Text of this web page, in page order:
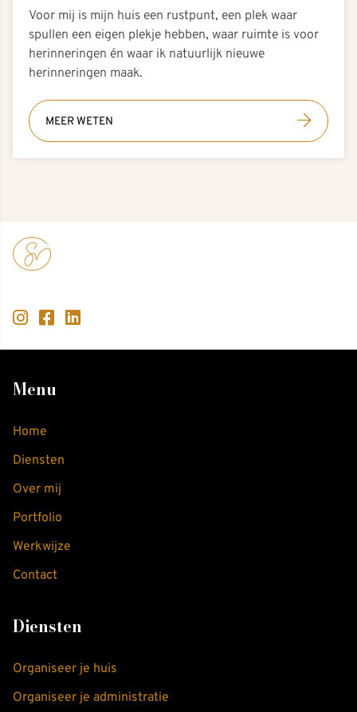
Voor mij is mijn huis een rustpunt, een plek waar
spullen een eigen plekje hebben, waar ruimte is voor
herinneringen én waar ik natuurlijk nieuwe
herinneringen maak.
MEER WETEN
Menu
Home
Diensten
Over mij
Portfolio
Werkwijze
Contact
Diensten
Organiseer je huis
Organiseer je administratie